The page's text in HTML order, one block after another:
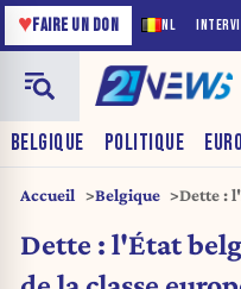
NL
♥FAIRE UN DON
BELGIQUE POLITIQUE
Accueil Belgique
Dette :
Dette : l'État